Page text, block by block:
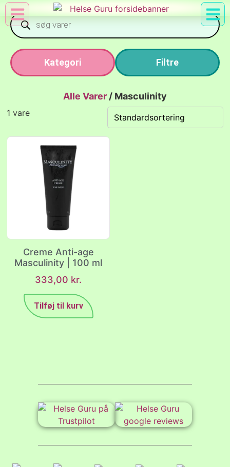
Kategori Filtre
Alle Varer/ Masculinity
1 vare
Creme Anti-age
Masculinity | 100 ml
333,00 kr.
Tilføj til kurv